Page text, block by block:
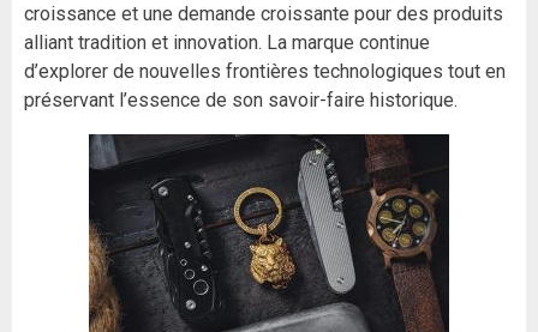
croissance et une demande croissante pour des produits
alliant tradition et innovation. La marque continue
d’explorer de nouvelles frontières technologiques tout en
préservant l’essence de son savoir-faire historique.